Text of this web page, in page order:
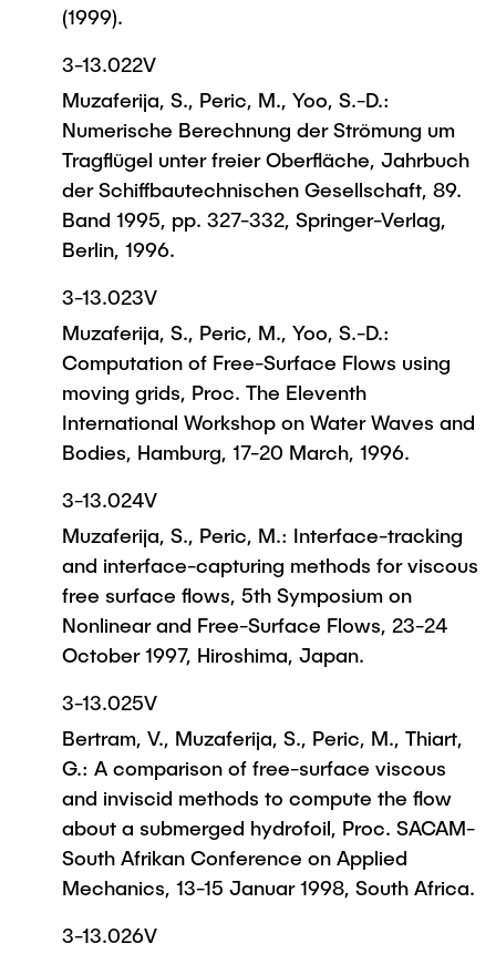
(1999).
3-13.022V
Muzaferija, S., Peric, M., Yoo, S.-D.:
Numerische Berechnung der Strömung um
Tragflügel unter freier Oberfläche, Jahrbuch
der Schiffbautechnischen Gesellschaft, 89.
Band 1995, pp. 327-332, Springer-Verlag,
Berlin, 1996.
3-13.023V
Muzaferija, S., Peric, M., Yoo, S.-D.:
Computation of Free-Surface Flows using
moving grids, Proc. The Eleventh
International Workshop on Water Waves and
Bodies, Hamburg, 17-20 March, 1996.
3-13.024V
Muzaferija, S., Peric, M.: Interface-tracking
and interface-capturing methods for viscous
free surface flows, 5th Symposium on
Nonlinear and Free-Surface Flows, 23-24
October 1997, Hiroshima, Japan.
3-13.025V
Bertram, V., Muzaferija, S., Peric, M., Thiart,
G.: A comparison of free-surface viscous
and inviscid methods to compute the flow
about a submerged hydrofoil, Proc. SACAM-
South Afrikan Conference on Applied
Mechanics, 13-15 Januar 1998, South Africa.
3-13.026V